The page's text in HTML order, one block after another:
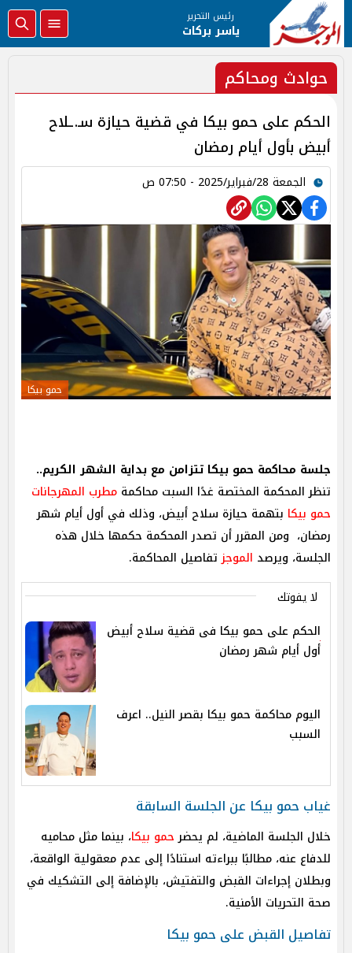
رئيس التحرير
ياسر بركات
حوادث ومحاكم
الحكم على حمو بيكا في قضية حيازة سـ.ـلاح
أبيض بأول أيام رمضان
الجمعة 28/فبراير/2025 - 07:50 ص
حمو بيكا
جلسة محاكمة حمو بيكا تتزامن مع بداية الشهر الكريم..
تنظر المحكمة المختصة غدًا السبت محاكمة مطرب المهرجانات
حمو بيكا بتهمة حيازة سلاح أبيض، وذلك في أول أيام شهر
رمضان، ومن المقرر أن تصدر المحكمة حكمها خلال هذه
الجلسة، ويرصد الموجزتفاصيل المحاكمة.
لا يفوتك
الحكم على حمو بيكا فى قضية سلاح أبيض
أول أيام شهر رمضان
اليوم محاكمة حمو بيكا بقصر النيل.. اعرف
السبب
غياب حمو بيكا عن الجلسة السابقة
خلال الجلسة الماضية، لم يحضرحمو بيكا، بينما مثل محاميه
للدفاع عنه، مطالبًا ببراءته استنادًا إلى عدم معقولية الواقعة،
وبطلان إجراءات القبض والتفتيش، بالإضافة إلى التشكيك في
صحة التحريات الأمنية.
تفاصيل القبض على حمو بيكا